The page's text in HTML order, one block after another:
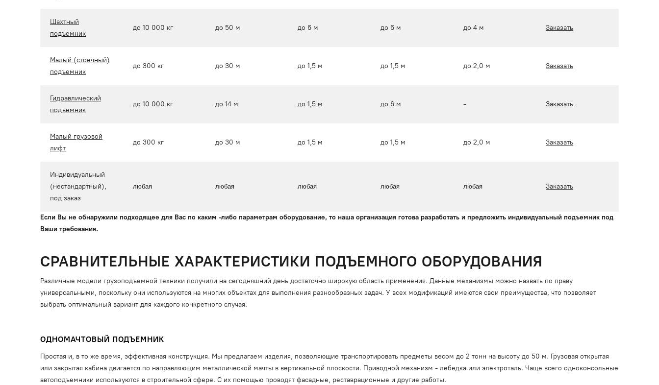
Шахтный
подъемник
до 10 000 кг до 50 м до 6 м до 6 м до 4 м Заказать
Малый (стоечный)
подъемник
до 300 кг до 30 м до 1,5 м до 1,5 м до 2,0 м Заказать
Гидравлический
подъемник
до 10 000 кг до 14 м до 1,5 м до 6 м - Заказать
Малый грузовой
лифт
до 300 кг до 30 м до 1,5 м до 1,5 м до 2,0 м Заказать
Индивидуальный
(нестандартный),
под заказ
любая любая любая любая любая Заказать
Если Вы не обнаружили подходящее для Вас по каким -либо параметрам оборудование, то наша организация готова разработать и предложить индивидуальный подъемник под
Ваши требования.
СРАВНИТЕЛЬНЫЕ ХАРАКТЕРИСТИКИ ПОДЪЕМНОГО ОБОРУДОВАНИЯ
Различные модели грузоподъемной техники получили на сегодняшний день достаточно широкую область применения. Данные механизмы можно назвать по праву
универсальными, поскольку они используются на многих объектах для выполнения разнообразных задач. У всех модификаций имеются свои преимущества, что позволяет
выбрать оптимальный вариант для каждого конкретного случая.
ОДНОМАЧТОВЫЙ ПОДЪЕМНИК
Простая и, в то же время, эффективная конструкция. Мы предлагаем изделия, позволяющие транспортировать предметы весом до 2 тонн на высоту до 50 м. Грузовая открытая
или закрытая кабина двигается по направляющим металлической мачты в вертикальной плоскости. Приводной механизм - лебедка или электроталь. Чаще всего одноконсольные
автоподъемники используются в строительной сфере. С их помощью проводят фасадные, реставрационные и другие работы.